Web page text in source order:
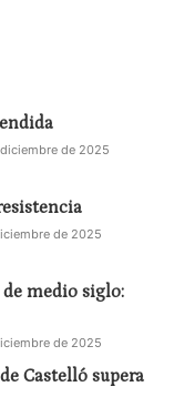
de 2025
de 2025
medio siglo:
de 2025
Castelló supera